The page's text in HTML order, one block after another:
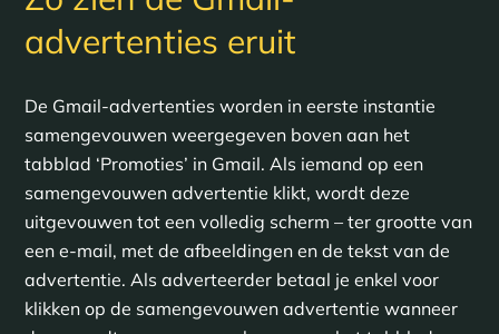
advertenties eruit
De Gmail-advertenties worden in eerste instantie
samengevouwen weergegeven boven aan het
tabblad ‘Promoties’ in Gmail. Als iemand op een
samengevouwen advertentie klikt, wordt deze
uitgevouwen tot een volledig scherm – ter grootte van
een e-mail, met de afbeeldingen en de tekst van de
advertentie. Als adverteerder betaal je enkel voor
klikken op de samengevouwen advertentie wanneer